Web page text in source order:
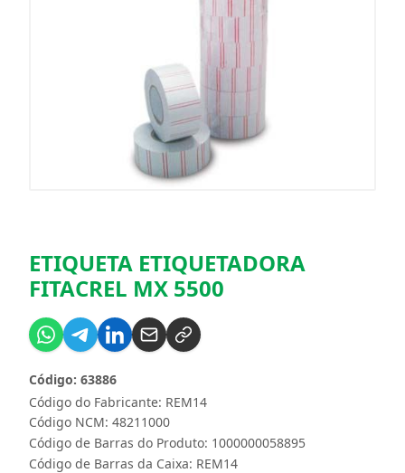
ETIQUETA ETIQUETADORA
FITACREL MX 5500
Código do Fabricante: REM14
Código: 63886
Código NCM: 48211000
Código de Barras do Produto: 1000000058895
Código de Barras da Caixa: REM14